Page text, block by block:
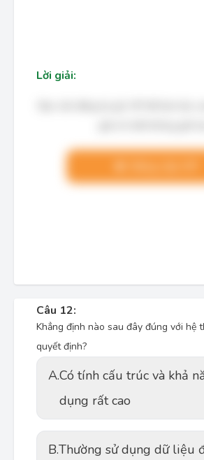
Lời giải:
Câu 12:
Khẳng định nào sau đây đúng với hệ
quyết định?
A.Có tính cấu trúc và khả
dụng rất cao
B.Thường sử dụng dữ liệu